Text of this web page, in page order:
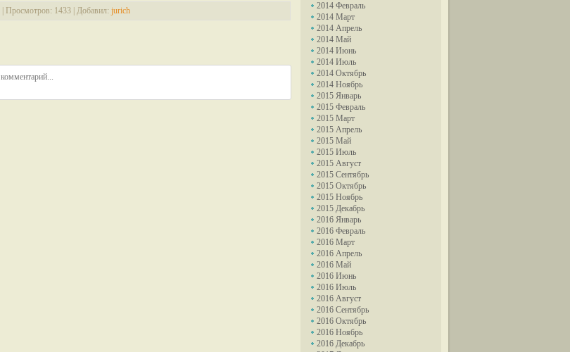
2014 Февраль
2014 Март
2014 Апрель
2014 Май
2014 Июнь
2014 Июль
2014 Октябрь
2014 Ноябрь
2015 Январь
2015 Февраль
2015 Март
2015 Апрель
2015 Май
2015 Июль
2015 Август
2015 Сентябрь
2015 Октябрь
2015 Ноябрь
2015 Декабрь
2016 Январь
2016 Февраль
2016 Март
2016 Апрель
2016 Май
2016 Июнь
2016 Июль
2016 Август
2016 Сентябрь
2016 Октябрь
2016 Ноябрь
2016 Декабрь
Просмотров: 1433 | Добавил: jurich